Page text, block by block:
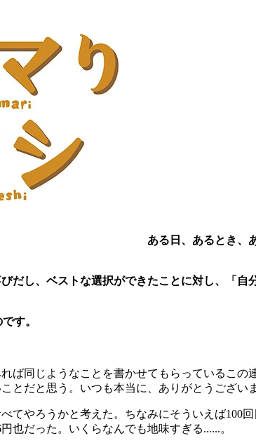
ある日、あるとき、
だし、ベストな選択ができたことに対し、「
す。
ば同じようなことを書かせてもらっているこ
とだと思う。いつも本当に、ありがとうござい
てやろうかと考えた。ちなみにそういえば
也だった。いくらなんでも地味すぎる......。